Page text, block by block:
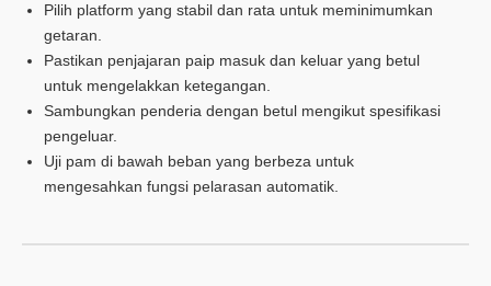
Pilih platform yang stabil dan rata untuk meminimumkan
getaran.
Pastikan penjajaran paip masuk dan keluar yang betul
untuk mengelakkan ketegangan.
Sambungkan penderia dengan betul mengikut spesifikasi
pengeluar.
Uji pam di bawah beban yang berbeza untuk
mengesahkan fungsi pelarasan automatik.